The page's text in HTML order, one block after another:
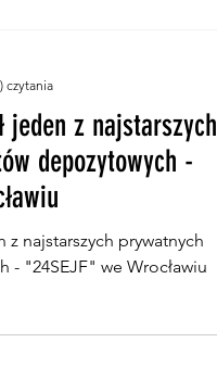
jeden z najstarszych
depozytowych -
z najstarszych prywatnych
"24SEJF" we Wrocławiu
czytania